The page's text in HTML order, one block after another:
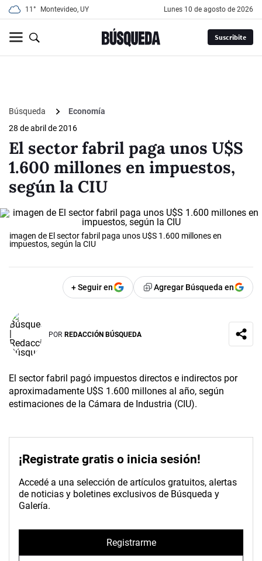
11° Montevideo, UY lunes 10 de agosto de 2026
Suscribite
Búsqueda
Economía
28 de abril de 2016
El sector fabril paga unos U$S
1.600 millones en impuestos,
según la CIU
imagen de El sector fabril paga unos U$S 1.600 millones en
impuestos, según la CIU
+ Seguir en Agregar Búsqueda en
POR REDACCIÓN BÚSQUEDA
El sector fabril pagó impuestos directos e indirectos por
aproximadamente U$S 1.600 millones al año, según
estimaciones de la Cámara de Industria (CIU).
¡Registrate gratis o inicia sesión!
Accedé a una selección de artículos gratuitos, alertas
de noticias y boletines exclusivos de Búsqueda y
Galería.
Registrarme